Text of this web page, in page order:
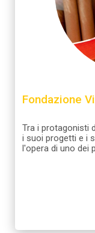
Fondazione
Tra i protagonisti
i suoi progetti e i
l'opera di uno dei